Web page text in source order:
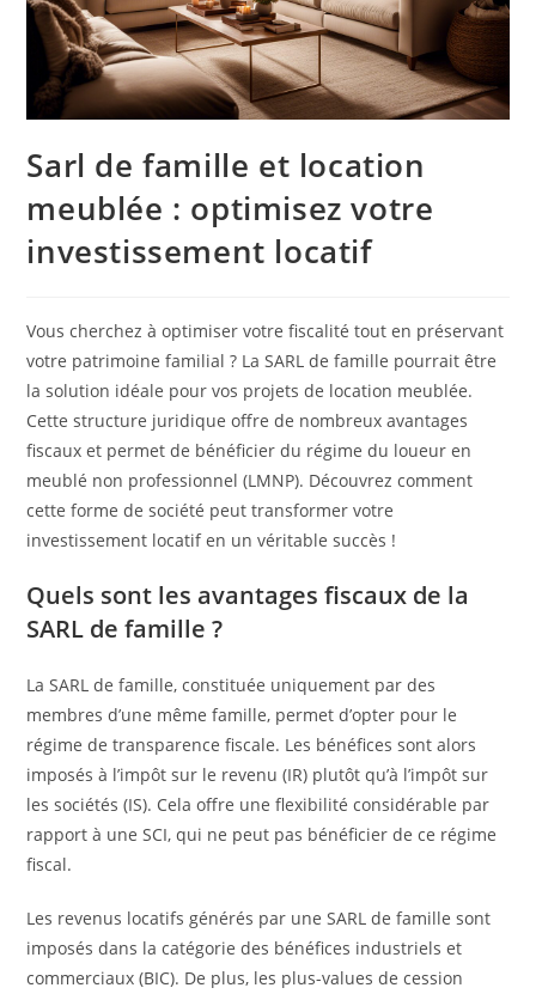
Sarl de famille et location
meublée : optimisez votre
investissement locatif
Vous cherchez à optimiser votre fiscalité tout en préservant
votre patrimoine familial ? La SARL de famille pourrait être
la solution idéale pour vos projets de location meublée.
Cette structure juridique offre de nombreux avantages
fiscaux et permet de bénéficier du régime du loueur en
meublé non professionnel (LMNP). Découvrez comment
cette forme de société peut transformer votre
investissement locatif en un véritable succès !
Quels sont les avantages fiscaux de la
SARL de famille ?
La SARL de famille, constituée uniquement par des
membres d’une même famille, permet d’opter pour le
régime de transparence fiscale. Les bénéfices sont alors
imposés à l’impôt sur le revenu (IR) plutôt qu’à l’impôt sur
les sociétés (IS). Cela offre une flexibilité considérable par
rapport à une SCI, qui ne peut pas bénéficier de ce régime
fiscal.
Les revenus locatifs générés par une SARL de famille sont
imposés dans la catégorie des bénéfices industriels et
commerciaux (BIC). De plus, les plus-values de cession